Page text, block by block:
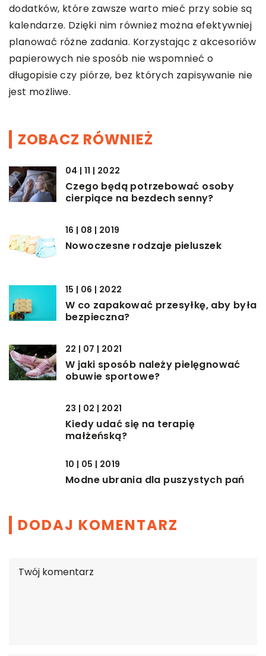
dodatków, które zawsze warto mieć przy sobie są
kalendarze. Dzięki nim również można efektywniej
planować różne zadania. Korzystając z akcesoriów
papierowych nie sposób nie wspomnieć o
długopisie czy piórze, bez których zapisywanie nie
jest możliwe.
ZOBACZ RÓWNIEŻ
04 | 11 | 2022
Czego będą potrzebować osoby
cierpiące na bezdech senny?
16 | 08 | 2019
Nowoczesne rodzaje pieluszek
15 | 06 | 2022
W co zapakować przesyłkę, aby była
bezpieczna?
22 | 07 | 2021
W jaki sposób należy pielęgnować
obuwie sportowe?
23 | 02 | 2021
Kiedy udać się na terapię
małżeńską?
10 | 05 | 2019
Modne ubrania dla puszystych pań
DODAJ KOMENTARZ